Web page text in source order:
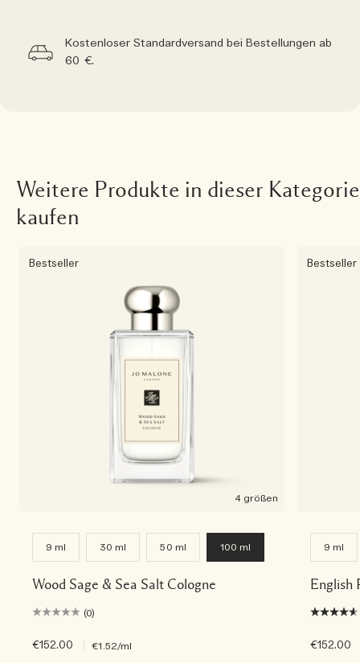
Kostenloser Standardversand bei Bestellungen ab
60 €.
Weitere Produkte in dieser Kategorie
kaufen
Bestseller
4 größen
9 ml 30 ml 50 ml 100 ml
Wood Sage & Sea Salt Cologne
(0)
€152.00 €1.52/ml
Bestseller
9 ml
English
€152.00